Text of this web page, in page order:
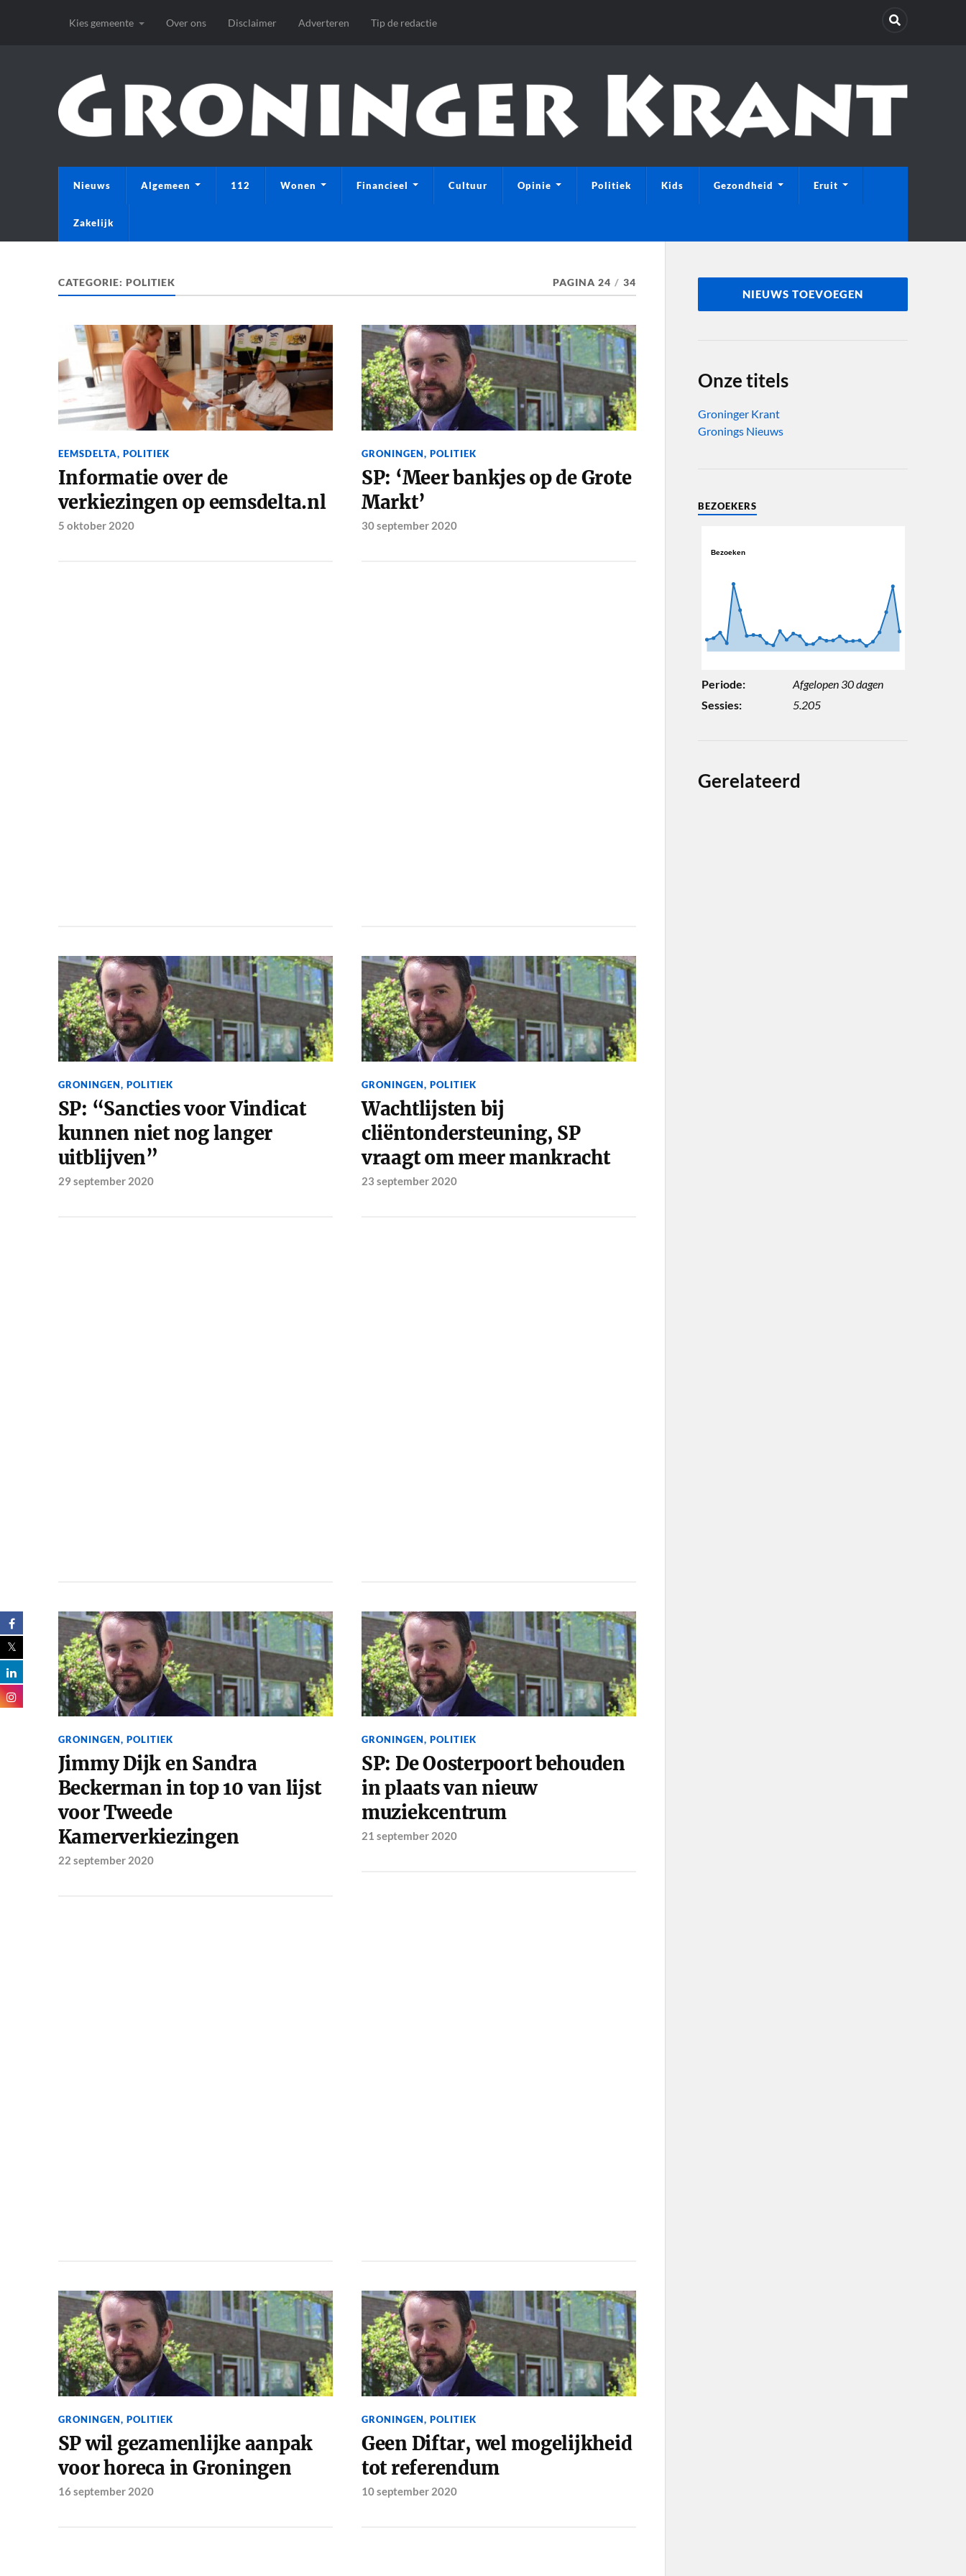
Kies gemeente Over ons Disclaimer Adverteren Tip de redactie
Nieuws Algemeen 112 Wonen Financieel Cultuur Opinie Politiek Kids Gezondheid Eruit
Zakelijk
CATEGORIE: POLITIEK PAGINA 24 / 34
EEMSDELTA, POLITIEK
Informatie over de
verkiezingen op eemsdelta.nl
5 oktober 2020
GRONINGEN, POLITIEK
SP: ‘Meer bankjes op de Grote
Markt’
30 september 2020
GRONINGEN, POLITIEK
SP: “Sancties voor Vindicat
kunnen niet nog langer
uitblijven”
29 september 2020
GRONINGEN, POLITIEK
Wachtlijsten bij
cliëntondersteuning, SP
vraagt om meer mankracht
23 september 2020
GRONINGEN, POLITIEK
Jimmy Dijk en Sandra
Beckerman in top 10 van lijst
voor Tweede
Kamerverkiezingen
22 september 2020
GRONINGEN, POLITIEK
SP: De Oosterpoort behouden
in plaats van nieuw
muziekcentrum
21 september 2020
GRONINGEN, POLITIEK
SP wil gezamenlijke aanpak
voor horeca in Groningen
16 september 2020
GRONINGEN, POLITIEK
Geen Diftar, wel mogelijkheid
tot referendum
10 september 2020
NIEUWS TOEVOEGEN
Onze titels
Groninger Krant
Gronings Nieuws
BEZOEKERS
Bezoeken
Bezoeken
Periode:
Afgelopen 30 dagen
Sessies:
5.205
Gerelateerd